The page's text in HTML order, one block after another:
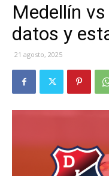
Medellín
datos y
21 agosto, 2025